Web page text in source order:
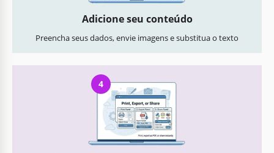
Adicione seu conteúdo
Preencha seus dados, envie imagens e substitua o texto
4